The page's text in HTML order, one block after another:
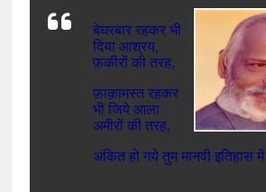
बेघरबार रहकर भी
दिया आश्रय,
फ़कीरों की तरह,
फ़ाक़ामस्त रहकर
भी जिये आला
अमीरों की तरह,
अंकित हो गये तुम मानवी इतिहास में